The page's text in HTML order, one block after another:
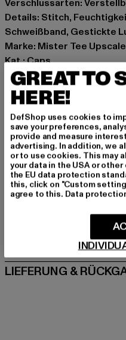
Verschlussarten:
Details: Stitch,
Schweißband, Gestickte
Marke: Mister Tee Upscale
Kat.: Caps
Farbe: schwarz
Hersteller Farbe: black
Art.Nr: MT3392-00007
Hersteller: TB
Dr.-Robert-Murjahn-
DE
GRÖSSE &
PFLEGEHINWEISE
LIEFERUNG &
GREAT TO
HERE!
DefShop uses cookies to
save your preferences,
provide and measure
advertising. In addition, we
or to use cookies. This may
your data in the USA or
the EU data protection
this, click on "Custom
agree to this. Data